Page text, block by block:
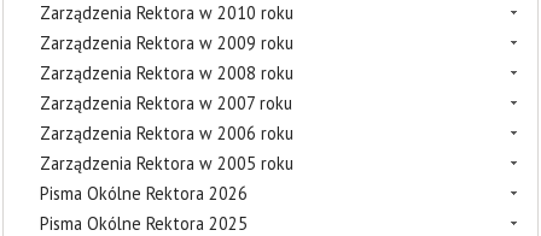
Zarządzenia Rektora w 2010 roku
Zarządzenia Rektora w 2009 roku
Zarządzenia Rektora w 2008 roku
Zarządzenia Rektora w 2007 roku
Zarządzenia Rektora w 2006 roku
Zarządzenia Rektora w 2005 roku
Pisma Okólne Rektora 2026
Pisma Okólne Rektora 2025